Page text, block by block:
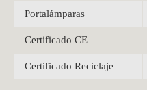
Portalámparas
Certificado CE
Certificado Reciclaje